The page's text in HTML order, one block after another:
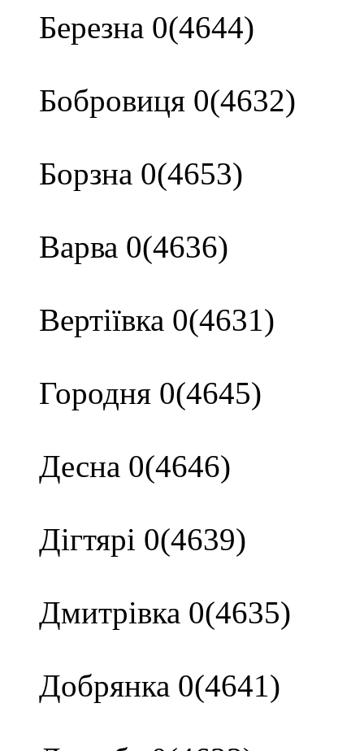
Березна 0(4644)
Бобровиця 0(4632)
Борзна 0(4653)
Варва 0(4636)
Вертіївка 0(4631)
Городня 0(4645)
Десна 0(4646)
Дігтярі 0(4639)
Дмитрівка 0(4635)
Добрянка 0(4641)